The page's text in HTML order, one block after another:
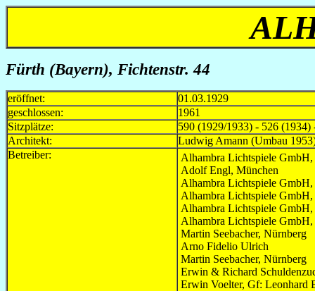
Fürth (Bayern), Fichtenstr. 44
eröffnet:
01.03.1929
geschlossen:
1961
Sitzplätze:
590 (1929/1933) - 526
Architekt:
Ludwig Amann (Umbau
Betreiber:
Alhambra Lichtspiele
Adolf Engl, München
Alhambra Lichtspiele
Alhambra Lichtspiele
Alhambra Lichtspiele
Alhambra Lichtspiele
Martin Seebacher, Nürnberg
Arno Fidelio Ulrich
Martin Seebacher, Nürnberg
Erwin & Richard
Erwin Voelter, Gf: Leonhard